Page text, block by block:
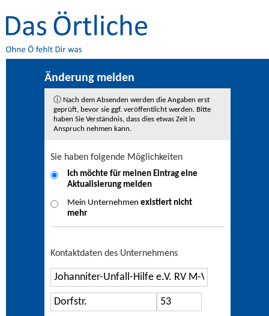
Änderung melden
ⓘ Nach dem Absenden werden die Angaben erst
geprüft, bevor sie ggf. veröffentlicht werden. Bitte
haben Sie Verständnis, dass dies etwas Zeit in
Anspruch nehmen kann.
Sie haben folgende Möglichkeiten
Ich möchte für meinen Eintrag eine
Aktualisierung melden
Mein Unternehmen existiert nicht
mehr
Kontaktdaten des Unternehmens